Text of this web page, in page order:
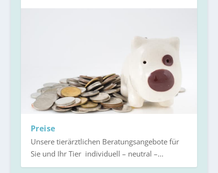
Preise
Unsere tierärztlichen Beratungsangebote für
Sie und Ihr Tier individuell – neutral –...